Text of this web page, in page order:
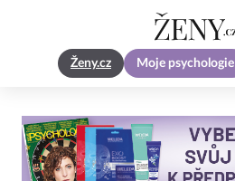
Ženy.cz Moje psychologie